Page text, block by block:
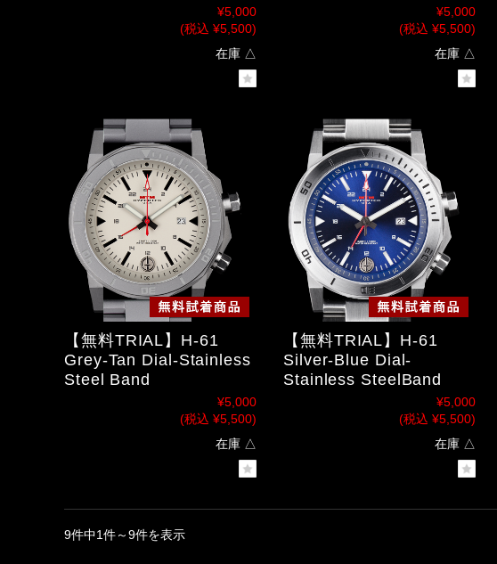
¥5,000
(税込 ¥5,500)
在庫 △
¥5,000
(税込 ¥5,500)
在庫 △
【無料TRIAL】H-61
Grey-Tan Dial-Stainless
Steel Band
¥5,000
(税込 ¥5,500)
在庫 △
【無料TRIAL】H-61
Silver-Blue Dial-
Stainless SteelBand
¥5,000
(税込 ¥5,500)
在庫 △
9件中1件～9件を表示